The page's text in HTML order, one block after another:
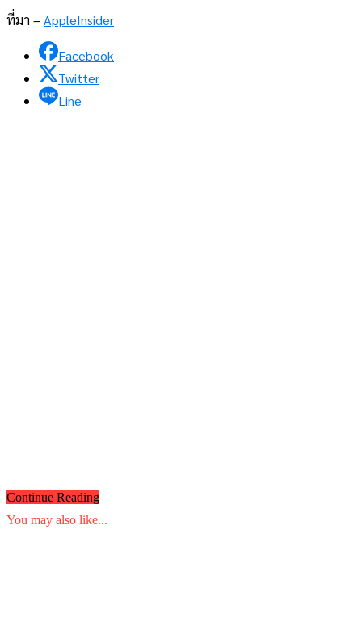
ที่มา –AppleInsider
Facebook
Twitter
Line
Continue Reading
You may also like...